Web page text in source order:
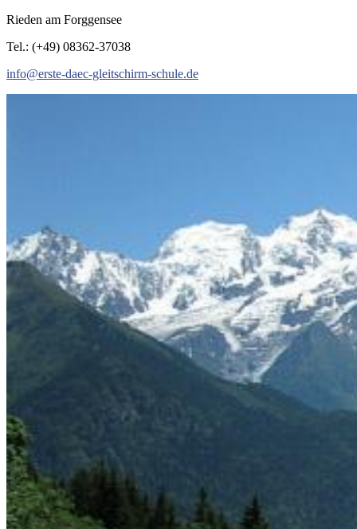
Rieden am Forggensee
Tel.: (+49) 08362-37038
info@erste-daec-gleitschirm-schule.de